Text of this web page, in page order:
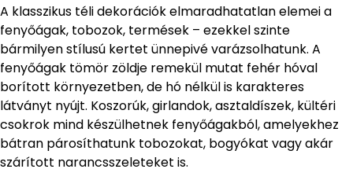
A klasszikus téli dekorációk elmaradhatatlan elemei a
fenyőágak, tobozok, termések – ezekkel szinte
bármilyen stílusú kertet ünnepivé varázsolhatunk. A
fenyőágak tömör zöldje remekül mutat fehér hóval
borított környezetben, de hó nélkül is karakteres
látványt nyújt. Koszorúk, girlandok, asztaldíszek, kültéri
csokrok mind készülhetnek fenyőágakból, amelyekhez
bátran párosíthatunk tobozokat, bogyókat vagy akár
szárított narancsszeleteket is.